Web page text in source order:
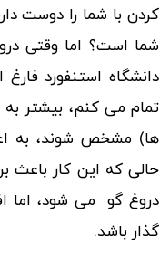
کردن با شما را دوست
شما است؟ اما وقتی
دانشگاه استنفورد
تمام می کنم، بیشتر به
ها) مشخص شوند، به
حالی که این کار باعث
دروغ گو می شود، اما
گذار باشد.